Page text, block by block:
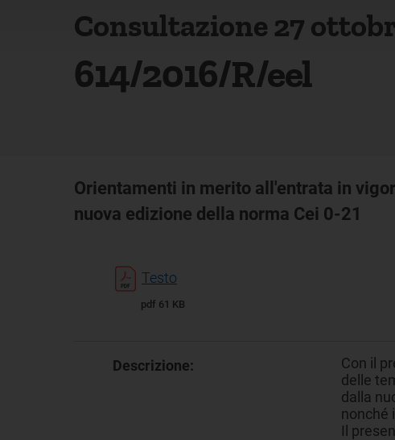
Consultazione 27
614/2016/R/eel
Orientamenti in merito all'entrata in
nuova edizione della norma Cei 0-21
Testo
pdf 61 KB
Descrizione:
Con il
delle
dalla
nonché
Il